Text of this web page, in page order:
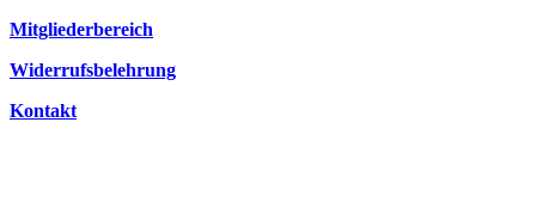
Mitgliederbereich
Widerrufsbelehrung
Kontakt